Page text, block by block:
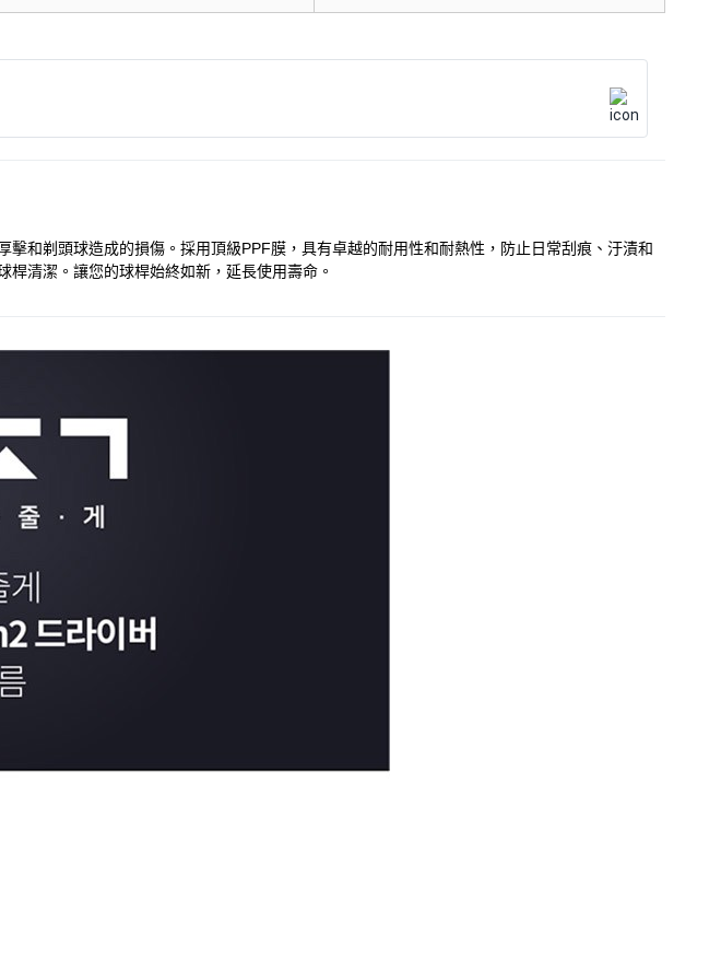
和剃頭球造成的損傷。採用頂級PPF膜，具有卓越的耐用性和耐熱性，防止日常刮痕、汙漬和
清潔。讓您的球桿始終如新，延長使用壽命。